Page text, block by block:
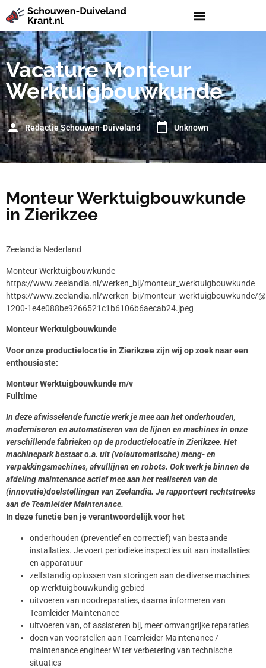
Vacature Monteur
Werktuigbouwkunde
Redactie Schouwen-Duiveland Unknown
Monteur Werktuigbouwkunde
in Zierikzee
Zeelandia Nederland
Monteur Werktuigbouwkunde
https://www.zeelandia.nl/werken_bij/monteur_werktuigbouwkunde
https://www.zeelandia.nl/werken_bij/monteur_werktuigbouwkunde/
1200-1e4e088be9266521c1b6106b6aecab24.jpeg
Monteur Werktuigbouwkunde
Voor onze productielocatie in Zierikzee zijn wij op zoek naar een
enthousiaste:
Monteur Werktuigbouwkunde m/v
Fulltime
In deze afwisselende functie werk je mee aan het onderhouden,
moderniseren en automatiseren van de lijnen en machines in onze
verschillende fabrieken op de productielocatie in Zierikzee. Het
machinepark bestaat o.a. uit (volautomatische) meng- en
verpakkingsmachines, afvullijnen en robots. Ook werk je binnen de
afdeling maintenance actief mee aan het realiseren van de
(innovatie)doelstellingen van Zeelandia. Je rapporteert rechtstreeks
aan de Teamleider Maintenance.
In deze functie ben je verantwoordelijk voor het
onderhouden (preventief en correctief) van bestaande
installaties. Je voert periodieke inspecties uit aan installaties
en apparatuur
zelfstandig oplossen van storingen aan de diverse machines
op werktuigbouwkundig gebied
uitvoeren van noodreparaties, daarna informeren van
Teamleider Maintenance
uitvoeren van, of assisteren bij, meer omvangrijke reparaties
doen van voorstellen aan Teamleider Maintenance /
maintenance engineer W ter verbetering van technische
situaties